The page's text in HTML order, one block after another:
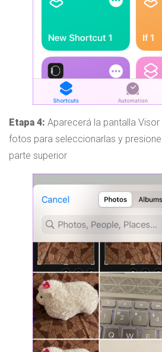
Etapa 4: Aparecerá la pantalla
fotos para seleccionarlas y
parte superior